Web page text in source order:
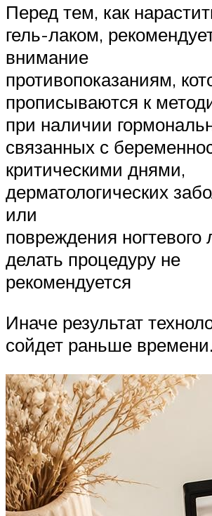
Перед тем, как
гель-лаком,
внимание
противопоказаниям,
прописываются к
при наличии
связанных с
критическими днями,
дерматологических
или
повреждения ногтевого
делать процедуру не
рекомендуется
Иначе результат
сойдет раньше времени.